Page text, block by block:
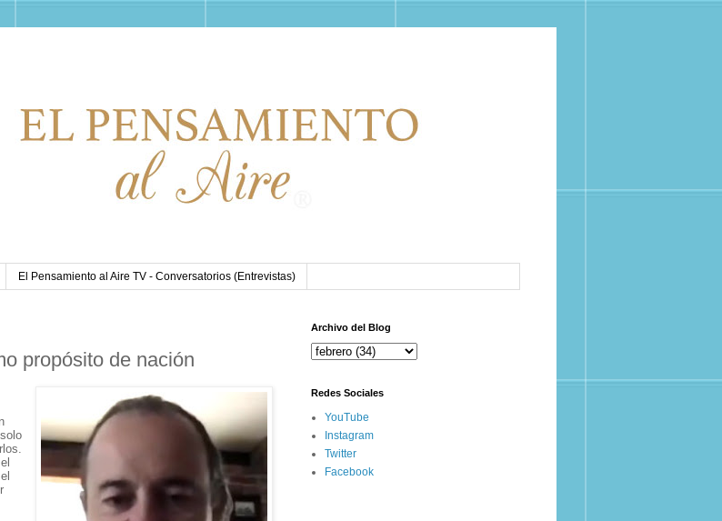
El Pensamiento al Aire TV - Conversatorios (Entrevistas)
propósito de nación
Archivo del Blog
Redes Sociales
YouTube
Instagram
Twitter
Facebook